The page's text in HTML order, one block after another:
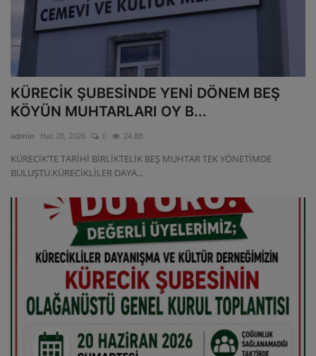
KÜRECİK ŞUBESİNDE YENİ DÖNEM BEŞ
KÖYÜN MUHTARLARI OY B...
admin Haz 20, 2026 0 24.8B
KÜRECİK’TE TARİHİ BİRLİKTELİK BEŞ MUHTAR TEK YÖNETİMDE
BULUŞTU.KÜRECİKLİLER DAYA...